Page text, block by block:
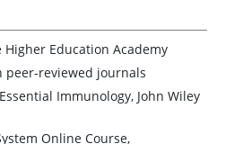
Higher Education Academy
peer-reviewed journals
Immunology, John Wiley
Online Course,